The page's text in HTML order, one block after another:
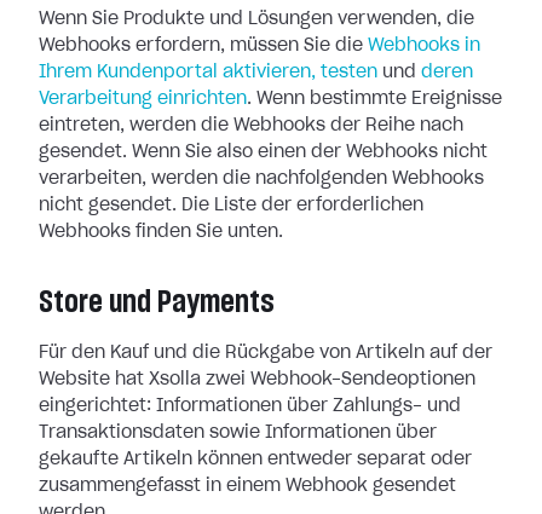
Wenn Sie Produkte und Lösungen verwenden, die
Webhooks erfordern, müssen Sie die Webhooks in
Ihrem Kundenportal aktivieren, testen und deren
Verarbeitung einrichten. Wenn bestimmte Ereignisse
eintreten, werden die Webhooks der Reihe nach
gesendet. Wenn Sie also einen der Webhooks nicht
verarbeiten, werden die nachfolgenden Webhooks
nicht gesendet. Die Liste der erforderlichen
Webhooks finden Sie unten.
Store und Payments
Für den Kauf und die Rückgabe von Artikeln auf der
Website hat Xsolla zwei
Webhook-Sendeoptionen
eingerichtet: Informationen über Zahlungs- und
Transaktionsdaten sowie Informationen über
gekaufte Artikeln können entweder separat oder
zusammengefasst in einem Webhook gesendet